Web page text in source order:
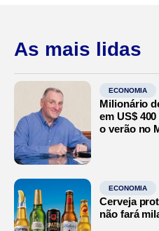
As mais lidas
ECONOMIA
Milionário
em US$
o verão no
ECONOMIA
Cerveja
não fará